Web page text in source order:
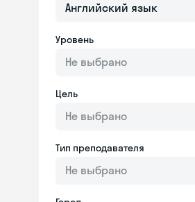
Английский язык
Уровень
Не выбрано
Цель
Не выбрано
Тип преподавателя
Не выбрано